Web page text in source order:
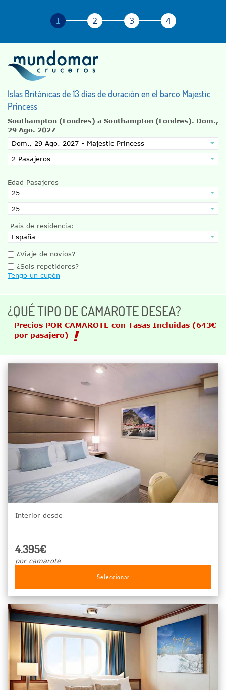
Islas Británicas de 13 días de duración en el barco Majestic
Princess
Southampton (Londres) a Southampton (Londres). Dom.,
29 Ago. 2027
Edad Pasajeros
Pais de residencia:
¿Viaje de novios?
¿Sois repetidores?
Tengo un cupón
¿QUÉ TIPO DE CAMAROTE DESEA?
Precios POR CAMAROTE con Tasas Incluidas (643€
por pasajero)
Interior desde
4.395€
por camarote
Seleccionar